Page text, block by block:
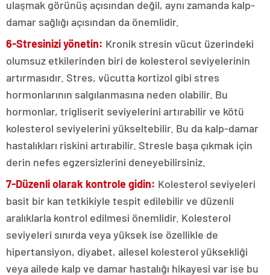
ulaşmak görünüş açısından değil, aynı zamanda kalp-
damar sağlığı açısından da önemlidir.
6-Stresinizi yönetin: Kronik stresin vücut üzerindeki
olumsuz etkilerinden biri de kolesterol seviyelerinin
artırmasıdır. Stres, vücutta kortizol gibi stres
hormonlarının salgılanmasına neden olabilir. Bu
hormonlar, trigliserit seviyelerini artırabilir ve kötü
kolesterol seviyelerini yükseltebilir. Bu da kalp-damar
hastalıkları riskini artırabilir. Stresle başa çıkmak için
derin nefes egzersizlerini deneyebilirsiniz.
7-Düzenli olarak kontrole gidin: Kolesterol seviyeleri
basit bir kan tetkikiyle tespit edilebilir ve düzenli
aralıklarla kontrol edilmesi önemlidir. Kolesterol
seviyeleri sınırda veya yüksek ise özellikle de
hipertansiyon, diyabet, ailesel kolesterol yüksekliği
veya ailede kalp ve damar hastalığı hikayesi var ise bu